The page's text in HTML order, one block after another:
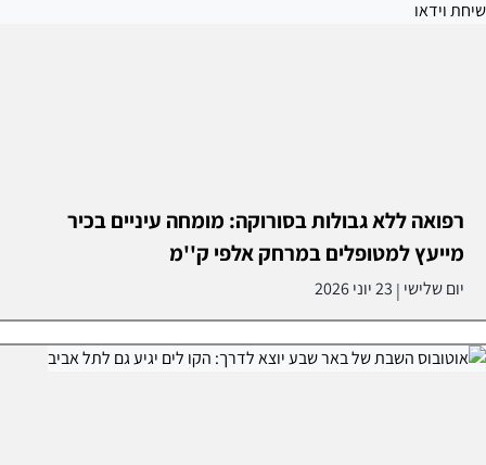
רפואה ללא גבולות בסורוקה: מומחה עיניים בכיר
מייעץ למטופלים במרחק אלפי ק''מ
יום שלישי | 23 יוני 2026